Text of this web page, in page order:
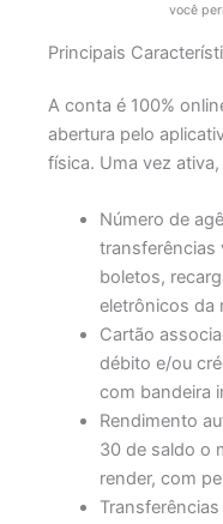
você
Principais
A conta é 100%
abertura pelo
física. Uma vez
Número de
transferências
boletos,
eletrônicos da
Cartão
débito e/ou
com bandeira
Rendimento
30 de saldo o
render, com